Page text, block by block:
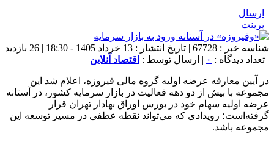
ارسال
پرینت
شناسه خبر : 67728 | تاریخ انتشار : 13 خرداد 1405 - 18:30 | 26 بازدید
| تعداد دیدگاه : ۰ | ارسال توسط : اقتصاد آنلاین
در آیین معارفه عرضه اولیه گروه مالی فیروزه، اعلام شد این
مجموعه با بیش از دو دهه فعالیت در بازار سرمایه کشور، در آستانه
عرضه اولیه سهام خود در بورس اوراق بهادار تهران قرار
گرفته‌است؛ رویدادی که می‌تواند نقطه عطفی در مسیر توسعه این
مجموعه باشد.